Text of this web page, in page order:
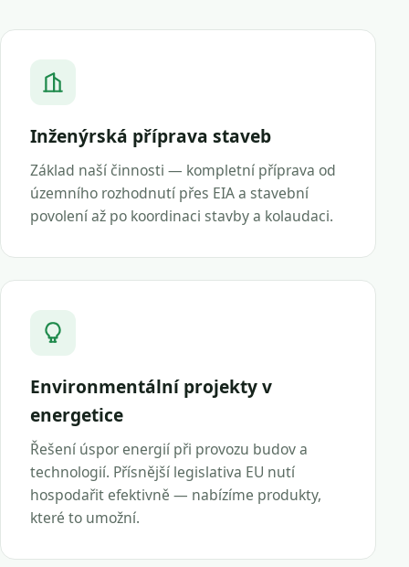
Inženýrská příprava staveb
Základ naší činnosti — kompletní příprava od
územního rozhodnutí přes EIA a stavební
povolení až po koordinaci stavby a kolaudaci.
Environmentální projekty v
energetice
Řešení úspor energií při provozu budov a
technologií. Přísnější legislativa EU nutí
hospodařit efektivně — nabízíme produkty,
které to umožní.